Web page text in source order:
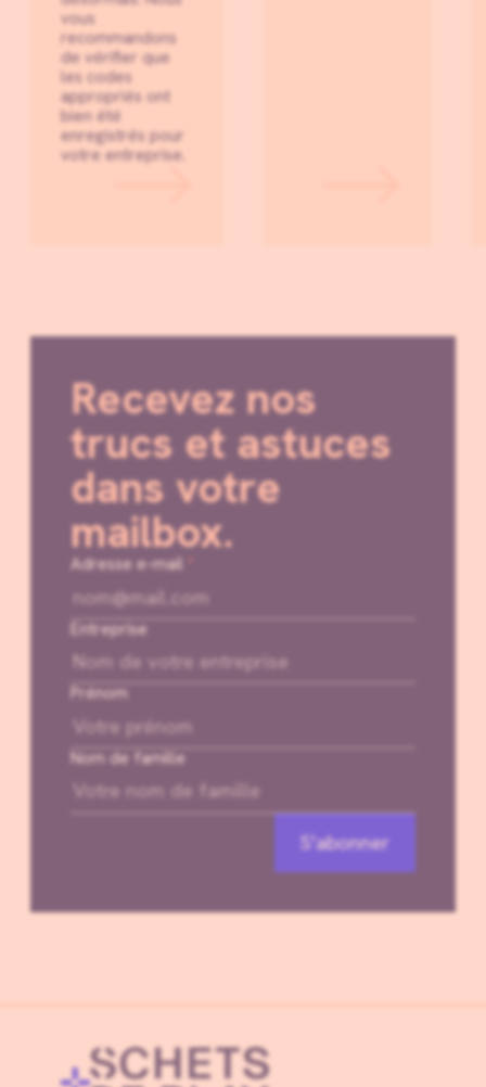
vous
recommandons
de vérifier que
les codes
appropriés ont
bien été
enregistrés pour
votre entreprise.
Recevez nos
trucs et astuces
dans votre
mailbox.
Adresse e-mail
Entreprise
Prénom
Nom de famille
S'abonner